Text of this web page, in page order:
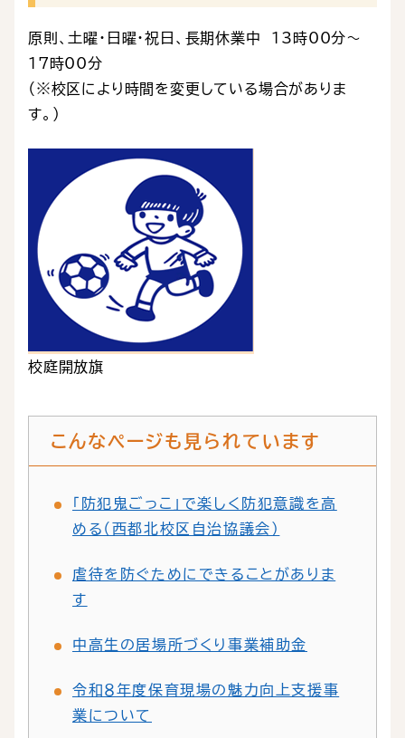
原則、土曜・日曜・祝日、長期休業中 13時00分～
17時00分
（※校区により時間を変更している場合がありま
す。）
校庭開放旗
こんなページも見られています
「防犯鬼ごっこ」で楽しく防犯意識を高
める（西都北校区自治協議会）
虐待を防ぐためにできることがありま
す
中高生の居場所づくり事業補助金
令和８年度保育現場の魅力向上支援事
業について